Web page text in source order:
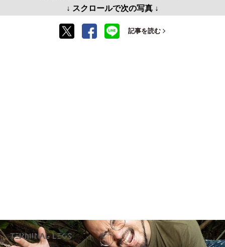
↓ スクロールで次の写真 ↓
記事を読む